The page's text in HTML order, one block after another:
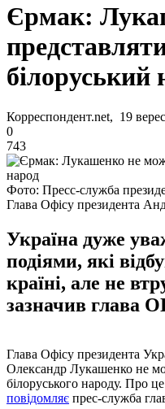
Єрмак:
білоруський
Корреспондент.net, 19
0
743
Фото: Пресс-служба
Глава Офісу президента
Україна дуже
подіями, які
країні, але не
зазначив глава
Глава Офісу президента
Олександр Лукашенко не
білоруського народу. Про
повідомляє прес-служба